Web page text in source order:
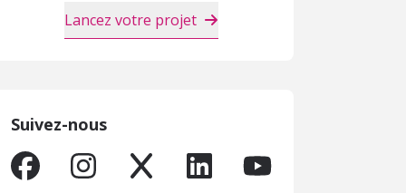
Lancez votre projet
Suivez-nous